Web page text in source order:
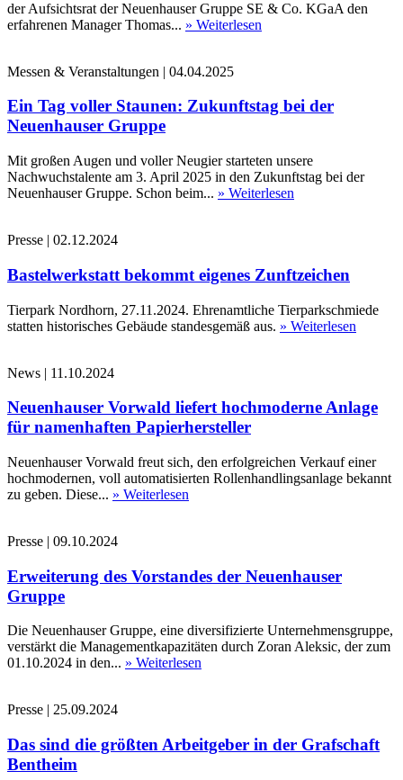
der Aufsichtsrat der Neuenhauser Gruppe SE & Co. KGaA den
erfahrenen Manager Thomas... » Weiterlesen
Messen & Veranstaltungen | 04.04.2025
Ein Tag voller Staunen: Zukunftstag bei der
Neuenhauser Gruppe
Mit großen Augen und voller Neugier starteten unsere
Nachwuchstalente am 3. April 2025 in den Zukunftstag bei der
Neuenhauser Gruppe. Schon beim... » Weiterlesen
Presse | 02.12.2024
Bastelwerkstatt bekommt eigenes Zunftzeichen
Tierpark Nordhorn, 27.11.2024. Ehrenamtliche Tierparkschmiede
statten historisches Gebäude standesgemäß aus. » Weiterlesen
News | 11.10.2024
Neuenhauser Vorwald liefert hochmoderne Anlage
für namenhaften Papierhersteller
Neuenhauser Vorwald freut sich, den erfolgreichen Verkauf einer
hochmodernen, voll automatisierten Rollenhandlingsanlage bekannt
zu geben. Diese... » Weiterlesen
Presse | 09.10.2024
Erweiterung des Vorstandes der Neuenhauser
Gruppe
Die Neuenhauser Gruppe, eine diversifizierte Unternehmensgruppe,
verstärkt die Managementkapazitäten durch Zoran Aleksic, der zum
01.10.2024 in den... » Weiterlesen
Presse | 25.09.2024
Das sind die größten Arbeitgeber in der Grafschaft
Bentheim